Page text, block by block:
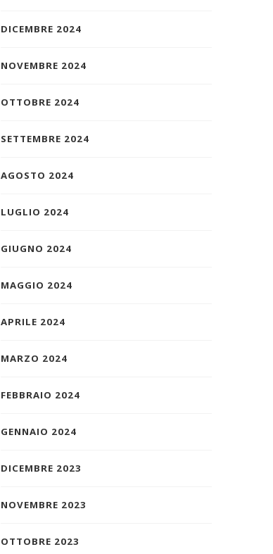
DICEMBRE 2024
NOVEMBRE 2024
OTTOBRE 2024
SETTEMBRE 2024
AGOSTO 2024
LUGLIO 2024
GIUGNO 2024
MAGGIO 2024
APRILE 2024
MARZO 2024
FEBBRAIO 2024
GENNAIO 2024
DICEMBRE 2023
NOVEMBRE 2023
OTTOBRE 2023